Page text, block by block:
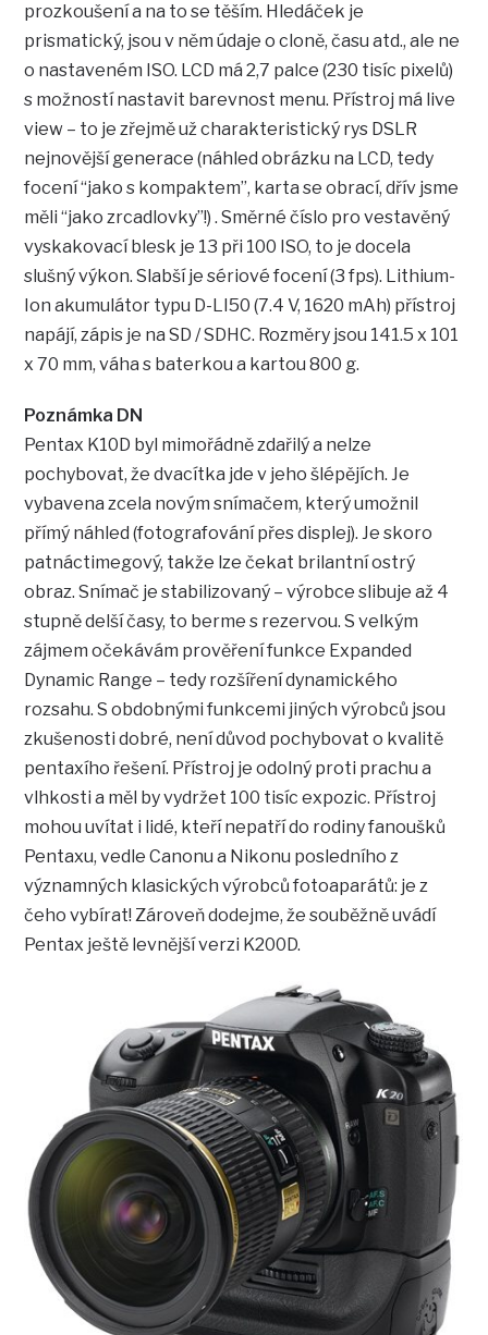
prozkoušení a na to se těším. Hledáček je
prismatický, jsou v něm údaje o cloně, času atd., ale ne
o nastaveném ISO. LCD má 2,7 palce (230 tisíc pixelů)
s možností nastavit barevnost menu. Přístroj má live
view – to je zřejmě už charakteristický rys DSLR
nejnovější generace (náhled obrázku na LCD, tedy
focení “jako s kompaktem”, karta se obrací, dřív jsme
měli “jako zrcadlovky”!) . Směrné číslo pro vestavěný
vyskakovací blesk je 13 při 100 ISO, to je docela
slušný výkon. Slabší je sériové focení (3 fps). Lithium-
Ion akumulátor typu D-LI50 (7.4 V, 1620 mAh) přístroj
napájí, zápis je na SD / SDHC. Rozměry jsou 141.5 x 101
x 70 mm, váha s baterkou a kartou 800 g.
Poznámka DN
Pentax K10D byl mimořádně zdařilý a nelze
pochybovat, že dvacítka jde v jeho šlépějích. Je
vybavena zcela novým snímačem, který umožnil
přímý náhled (fotografování přes displej). Je skoro
patnáctimegový, takže lze čekat brilantní ostrý
obraz. Snímač je stabilizovaný – výrobce slibuje až 4
stupně delší časy, to berme s rezervou. S velkým
zájmem očekávám prověření funkce Expanded
Dynamic Range – tedy rozšíření dynamického
rozsahu. S obdobnými funkcemi jiných výrobců jsou
zkušenosti dobré, není důvod pochybovat o kvalitě
pentaxího řešení. Přístroj je odolný proti prachu a
vlhkosti a měl by vydržet 100 tisíc expozic. Přístroj
mohou uvítat i lidé, kteří nepatří do rodiny fanoušků
Pentaxu, vedle Canonu a Nikonu posledního z
významných klasických výrobců fotoaparátů: je z
čeho vybírat! Zároveň dodejme, že souběžně uvádí
Pentax ještě levnější verzi K200D.